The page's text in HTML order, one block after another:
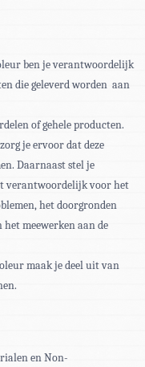
ben je verantwoordelijk
die geleverd worden aan
of gehele producten.
je ervoor dat deze
Daarnaast stel je
verantwoordelijk voor het
het doorgronden
meewerken aan de
maak je deel uit van
en Non-